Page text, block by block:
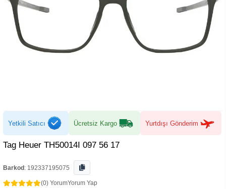
Yetkili Satıcı Ücretsiz Kargo Yurtdışı Gönderim
Tag Heuer TH50014I 097 56 17
Barkod : 192337195075
(0) YorumYorum Yap